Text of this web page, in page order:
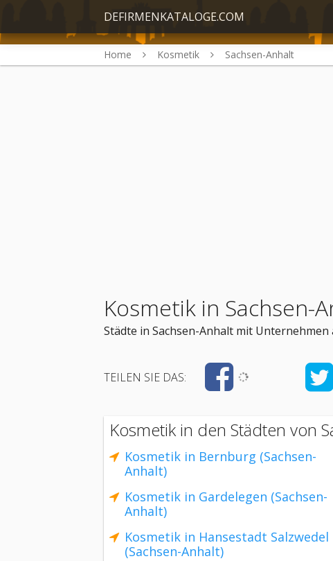
DEFIRMENKATALOGE.COM
Home Kosmetik Sachsen-Anhalt
Kosmetik in Sachsen-
Städte in Sachsen-Anhalt mit
TEILEN SIE DAS:
Kosmetik in den Städten von
Kosmetik in Bernburg (Sachsen-
Anhalt)
Kosmetik in Gardelegen (Sachsen-
Anhalt)
Kosmetik in Hansestadt Salzwedel
(Sachsen-Anhalt)